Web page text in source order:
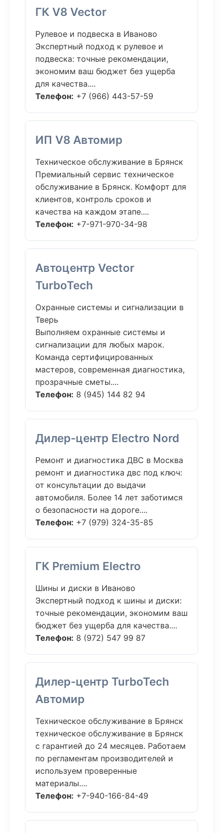
ГК V8 Vector
Рулевое и подвеска в Иваново
Экспертный подход к рулевое и
подвеска: точные рекомендации,
экономим ваш бюджет без ущерба
для качества....
Телефон: +7 (966) 443-57-59
ИП V8 Автомир
Техническое обслуживание в Брянск
Премиальный сервис техническое
обслуживание в Брянск. Комфорт для
клиентов, контроль сроков и
качества на каждом этапе....
Телефон: +7-971-970-34-98
Автоцентр Vector
TurboTech
Охранные системы и сигнализации в
Тверь
Выполняем охранные системы и
сигнализации для любых марок.
Команда сертифицированных
мастеров, современная диагностика,
прозрачные сметы....
Телефон: 8 (945) 144 82 94
Дилер-центр Electro Nord
Ремонт и диагностика ДВС в Москва
ремонт и диагностика двс под ключ:
от консультации до выдачи
автомобиля. Более 14 лет заботимся
о безопасности на дороге....
Телефон: +7 (979) 324-35-85
ГК Premium Electro
Шины и диски в Иваново
Экспертный подход к шины и диски:
точные рекомендации, экономим ваш
бюджет без ущерба для качества....
Телефон: 8 (972) 547 99 87
Дилер-центр TurboTech
Автомир
Техническое обслуживание в Брянск
техническое обслуживание в Брянск
с гарантией до 24 месяцев. Работаем
по регламентам производителей и
используем проверенные
материалы....
Телефон: +7-940-166-84-49